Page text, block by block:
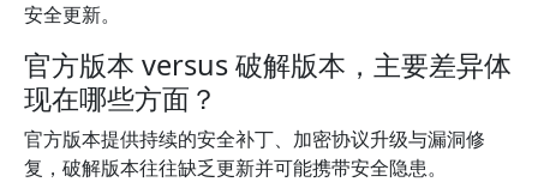
安全更新。
官方版本 versus 破解版本，主要差异体
现在哪些方面？
官方版本提供持续的安全补丁、加密协议升级与漏洞修
复，破解版本往往缺乏更新并可能携带安全隐患。